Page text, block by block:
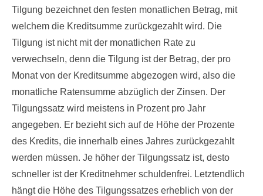
Tilgung bezeichnet den festen monatlichen Betrag, mit
welchem die Kreditsumme zurückgezahlt wird. Die
Tilgung ist nicht mit der monatlichen Rate zu
verwechseln, denn die Tilgung ist der Betrag, der pro
Monat von der Kreditsumme abgezogen wird, also die
monatliche Ratensumme abzüglich der Zinsen. Der
Tilgungssatz wird meistens in Prozent pro Jahr
angegeben. Er bezieht sich auf de Höhe der Prozente
des Kredits, die innerhalb eines Jahres zurückgezahlt
werden müssen. Je höher der Tilgungssatz ist, desto
schneller ist der Kreditnehmer schuldenfrei. Letztendlich
hängt die Höhe des Tilgungssatzes erheblich von der